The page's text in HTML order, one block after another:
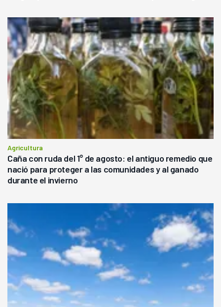
Agricultura
Caña con ruda del 1° de agosto: el antiguo remedio que
nació para proteger a las comunidades y al ganado
durante el invierno